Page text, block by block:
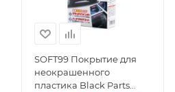
SOFT99 Покрытие для
неокрашенного
пластика Black Parts